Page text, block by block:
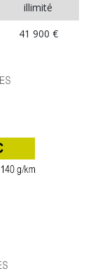
illimité
41 900 €